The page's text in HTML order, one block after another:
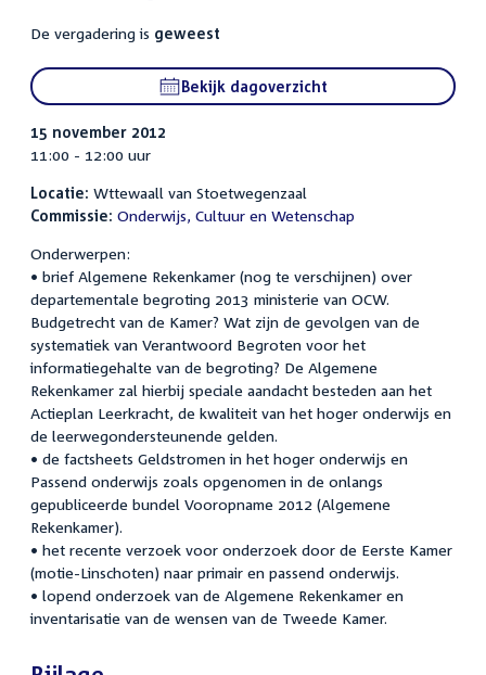
De vergadering is geweest
Bekijk dagoverzicht
15 november 2012
11:00 - 12:00 uur
Locatie: Wttewaall van Stoetwegenzaal
Commissie: Onderwijs, Cultuur en Wetenschap
Onderwerpen:
• brief Algemene Rekenkamer (nog te verschijnen) over
departementale begroting 2013 ministerie van OCW.
Budgetrecht van de Kamer? Wat zijn de gevolgen van de
systematiek van Verantwoord Begroten voor het
informatiegehalte van de begroting? De Algemene
Rekenkamer zal hierbij speciale aandacht besteden aan het
Actieplan Leerkracht, de kwaliteit van het hoger onderwijs en
de leerwegondersteunende gelden.
• de factsheets Geldstromen in het hoger onderwijs en
Passend onderwijs zoals opgenomen in de onlangs
gepubliceerde bundel Vooropname 2012 (Algemene
Rekenkamer).
• het recente verzoek voor onderzoek door de Eerste Kamer
(motie-Linschoten) naar primair en passend onderwijs.
• lopend onderzoek van de Algemene Rekenkamer en
inventarisatie van de wensen van de Tweede Kamer.